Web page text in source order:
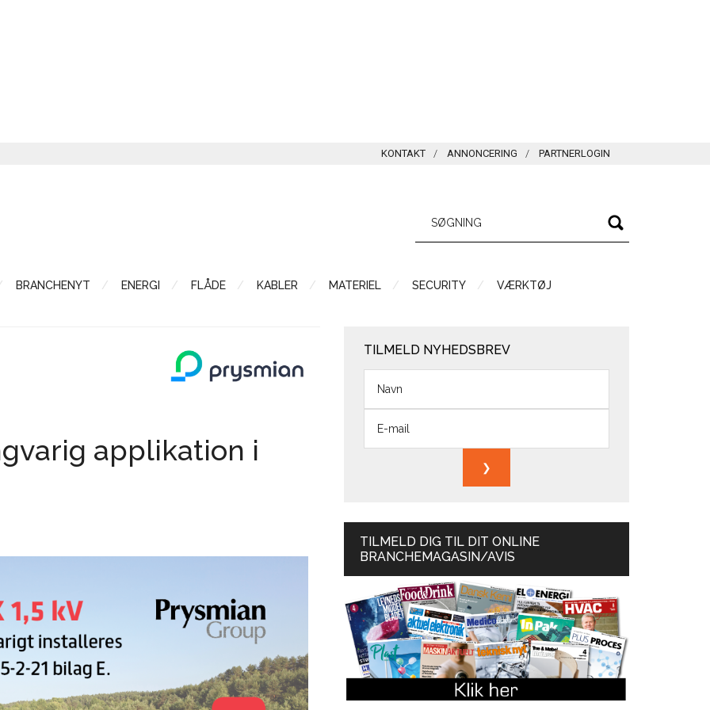
KONTAKT ANNONCERING PARTNERLOGIN
BRANCHENYT ENERGI FLÅDE KABLER MATERIEL SECURITY VÆRKTØJ
applikation i
TILMELD NYHEDSBREV
TILMELD DIG TIL DIT ONLINE
BRANCHEMAGASIN/AVIS